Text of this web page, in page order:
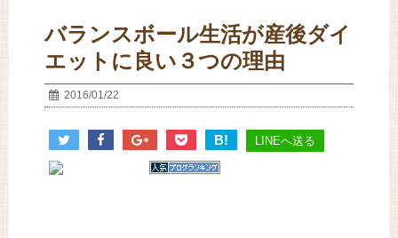
バランスボール生活が産後ダイ
エットに良い３つの理由
2016/01/22
B! LINEへ送る